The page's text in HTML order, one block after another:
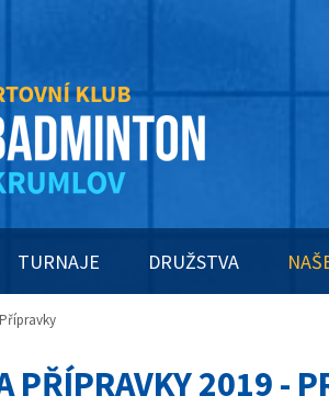
TURNAJE DRUŽSTVA
PŘÍPRAVKY 2019 -